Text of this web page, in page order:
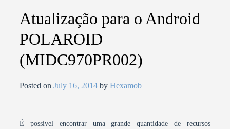
Atualização para o Android
POLAROID
(MIDC970PR002)
Posted onJuly 16, 2014 byHexamob
É possível encontrar uma grande quantidade de recursos